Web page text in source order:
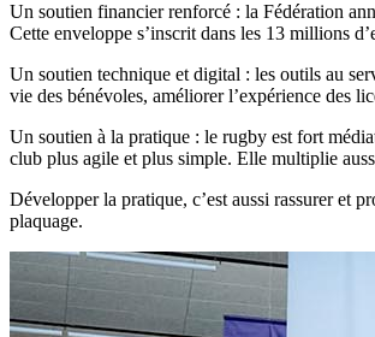
Un soutien financier renforcé : la Fédération
Cette enveloppe s’inscrit dans les 13 millions
Un soutien technique et digital : les outils au
vie des bénévoles, améliorer l’expérience des
Un soutien à la pratique : le rugby est fort
club plus agile et plus simple. Elle multiplie
Développer la pratique, c’est aussi rassurer et
plaquage.